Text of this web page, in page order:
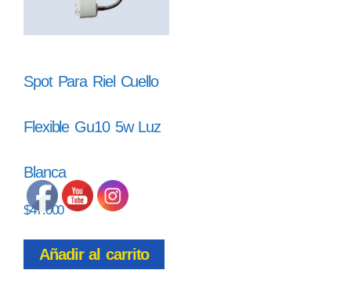
Spot Para Riel Cuello
Flexible Gu10 5w Luz
Blanca
$47.000
Añadir al carrito